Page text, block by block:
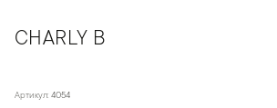
CHARLY B
Артикул: 4054